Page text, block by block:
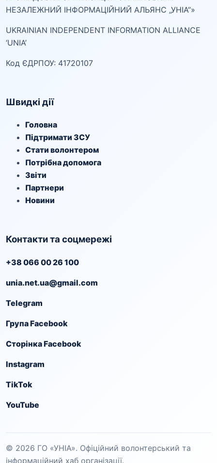
НЕЗАЛЕЖНИЙ ІНФОРМАЦІЙНИЙ АЛЬЯНС „УНІА“»
UKRAINIAN INDEPENDENT INFORMATION ALLIANCE
‘UNIA’
Код ЄДРПОУ: 41720107
Швидкі дії
Головна
Підтримати ЗСУ
Стати волонтером
Потрібна допомога
Звіти
Партнери
Новини
Контакти та соцмережі
+38 066 00 26 100
unia.net.ua@gmail.com
Telegram
Група Facebook
Сторінка Facebook
Instagram
TikTok
YouTube
© 2026 ГО «УНІА». Офіційний волонтерський та
інформаційний хаб організації.